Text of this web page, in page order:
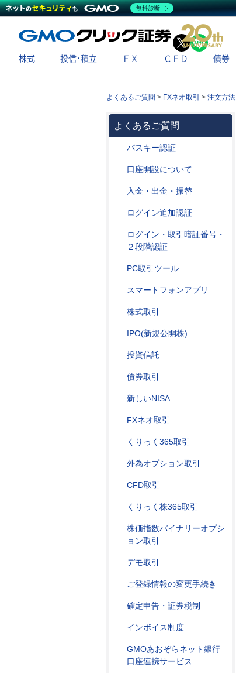
X
株式 投信・積立 ＦＸ ＣＦＤ 債券
よくあるご質問 > FXネオ取引 > 注文方法
よくあるご質問
パスキー認証
口座開設について
入金・出金・振替
ログイン追加認証
ログイン・取引暗証番号・
２段階認証
PC取引ツール
スマートフォンアプリ
株式取引
IPO(新規公開株)
投資信託
債券取引
新しいNISA
FXネオ取引
くりっく365取引
外為オプション取引
CFD取引
くりっく株365取引
株価指数バイナリーオプシ
ョン取引
デモ取引
ご登録情報の変更手続き
確定申告・証券税制
インボイス制度
GMOあおぞらネット銀行
口座連携サービス
無料診断